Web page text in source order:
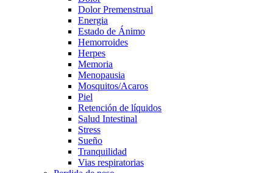
Dolor Premenstrual
Energia
Estado de Ánimo
Hemorroides
Herpes
Memoria
Menopausia
Mosquitos/Acaros
Piel
Retención de líquidos
Salud Intestinal
Stress
Sueño
Tranquilidad
Vias respiratorias